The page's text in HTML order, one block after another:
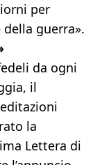
per
guerra».
da ogni
il
la
Lettera di